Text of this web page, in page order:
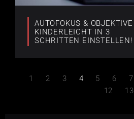
AUTOFOKUS & OBJEKTIVE
KINDERLEICHT IN 3
SCHRITTEN EINSTELLEN!
1 2 3 4 5 6 7
12
13